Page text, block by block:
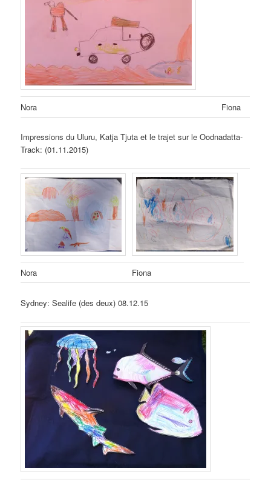
Nora Fiona
Impressions du Uluru, Katja Tjuta et le trajet sur le Oodnadatta-
Track: (01.11.2015)
Nora Fiona
Sydney: Sealife (des deux) 08.12.15